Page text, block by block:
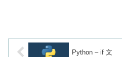
Python – if 文